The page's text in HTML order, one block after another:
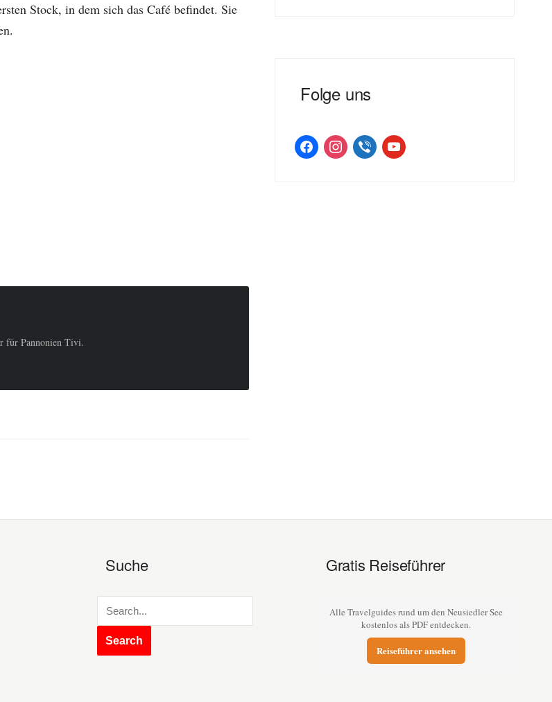
Stock, in dem sich das Café befindet. Sie
für Pannonien Tivi.
Folge uns
facebookinstagramviber youtube
Suche Gratis Reiseführer
Alle Travelguides rund um den Neusiedler See
kostenlos als PDF entdecken.
Reiseführer ansehen